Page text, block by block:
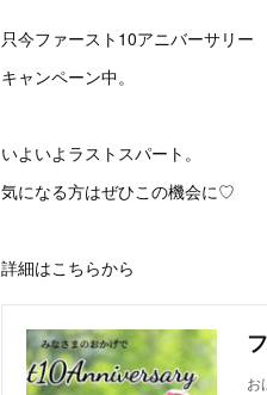
只今ファースト10アニバーサリー
キャンペーン中。
いよいよラストスパート。
気になる方はぜひこの機会に♡
詳細はこちらから
お